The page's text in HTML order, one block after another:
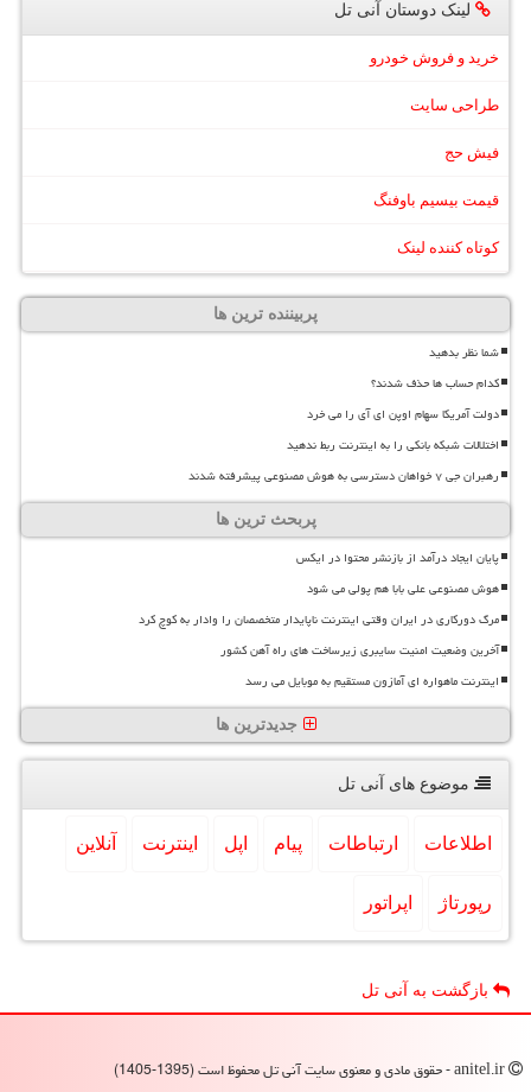
لینک دوستان آنی تل
خرید و فروش خودرو
طراحی سایت
فیش حج
قیمت بیسیم باوفنگ
کوتاه کننده لینک
پربیننده ترین ها
شما نظر بدهید
کدام حساب ها حذف شدند؟
دولت آمریکا سهام اوپن ای آی را می خرد
اختلالات شبکه بانکی را به اینترنت ربط ندهید
رهبران جی ۷ خواهان دسترسی به هوش مصنوعی پیشرفته شدند
پربحث ترین ها
پایان ایجاد درآمد از بازنشر محتوا در ایکس
هوش مصنوعی علی بابا هم پولی می شود
مرگ دورکاری در ایران وقتی اینترنت ناپایدار متخصصان را وادار به کوچ کرد
آخرین وضعیت امنیت سایبری زیرساخت های راه آهن کشور
اینترنت ماهواره ای آمازون مستقیم به موبایل می رسد
جدیدترین ها
موضوع های آنی تل
اطلاعات ارتباطات پیام اپل اینترنت آنلاین
رپورتاژ اپراتور
بازگشت به آنی تل